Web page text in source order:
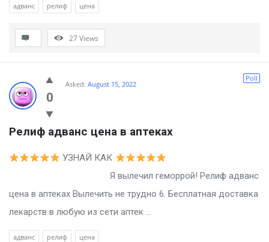
адванс релиф цена
27Views
0
Poll
Asked: August 15, 2022
Релиф адванс цена в аптеках
УЗНАЙ КАК
Я вылечил геморрой! Релиф адванс
цена в аптеках Вылечить не трудно 6. Бесплатная доставка
лекарств в любую из сети аптек ...
адванс релиф цена